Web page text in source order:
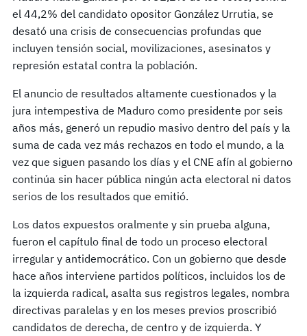
el 44,2% del candidato opositor González Urrutia, se
desató una crisis de consecuencias profundas que
incluyen tensión social, movilizaciones, asesinatos y
represión estatal contra la población.
El anuncio de resultados altamente cuestionados y la
jura intempestiva de Maduro como presidente por seis
años más, generó un repudio masivo dentro del país y la
suma de cada vez más rechazos en todo el mundo, a la
vez que siguen pasando los días y el CNE afín al gobierno
continúa sin hacer pública ningún acta electoral ni datos
serios de los resultados que emitió.
Los datos expuestos oralmente y sin prueba alguna,
fueron el capítulo final de todo un proceso electoral
irregular y antidemocrático. Con un gobierno que desde
hace años interviene partidos políticos, incluidos los de
la izquierda radical, asalta sus registros legales, nombra
directivas paralelas y en los meses previos proscribió
candidatos de derecha, de centro y de izquierda. Y